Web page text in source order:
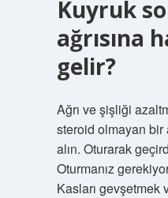
Kuyruk
ağrısına
gelir?
Ağrı ve şişliği
steroid olmayan
alın. Oturarak
Oturmanız
Kasları gevşetmek